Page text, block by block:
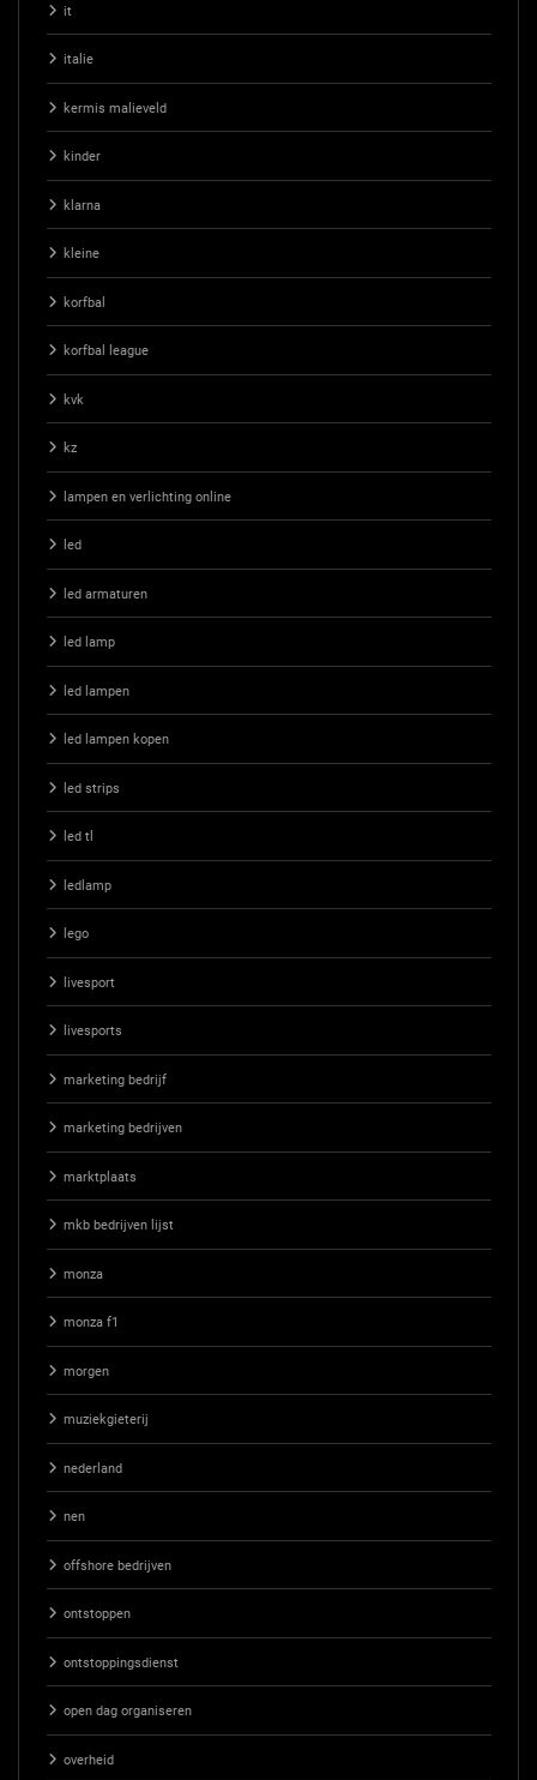
it
italie
kermis malieveld
kinder
klarna
kleine
korfbal
korfbal league
kvk
kz
lampen en verlichting online
led
led armaturen
led lamp
led lampen
led lampen kopen
led strips
led tl
ledlamp
lego
livesport
livesports
marketing bedrijf
marketing bedrijven
marktplaats
mkb bedrijven lijst
monza
monza f1
morgen
muziekgieterij
nederland
nen
offshore bedrijven
ontstoppen
ontstoppingsdienst
open dag organiseren
overheid